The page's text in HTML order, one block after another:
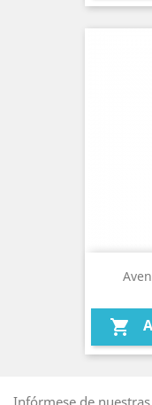

Infórmese de